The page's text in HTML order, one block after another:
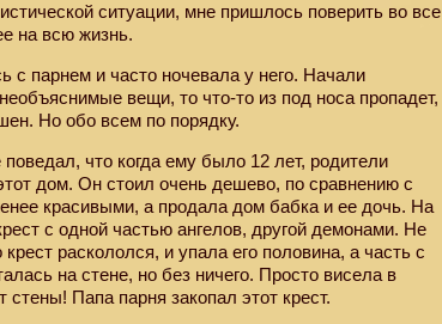
ситуации, мне пришлось поверить во все
на всю жизнь.
с парнем и часто ночевала у него. Начали
вещи, то что-то из под носа пропадет,
Но обо всем по порядку.
поведал, что когда ему было 12 лет, родители
дом. Он стоил очень дешево, по сравнению с
красивыми, а продала дом бабка и ее дочь. На
с одной частью ангелов, другой демонами. Не
раскололся, и упала его половина, а часть с
на стене, но без ничего. Просто висела в
стены! Папа парня закопал этот крест.